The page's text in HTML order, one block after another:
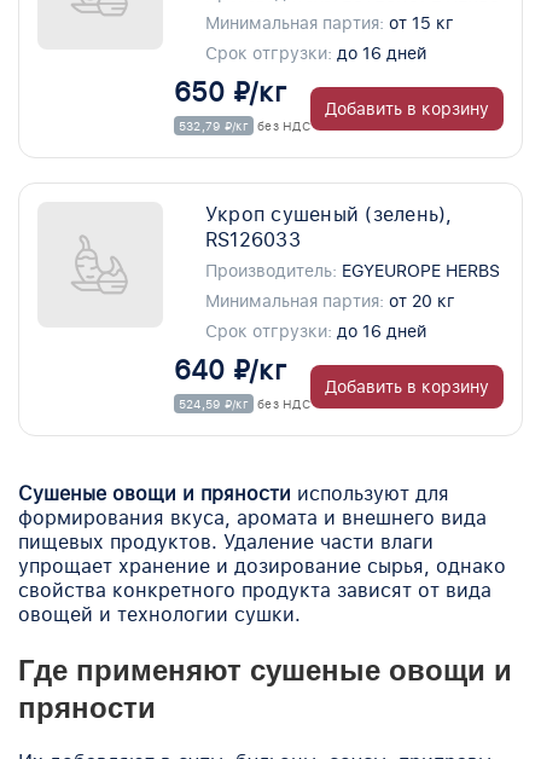
Минимальная партия: от 15 кг
Срок отгрузки: до 16 дней
650 ₽/кг
532,79 ₽/кг без НДС
Добавить в корзину
Укроп сушеный (зелень),
RS126033
Производитель: EGYEUROPE HERBS
Минимальная партия: от 20 кг
Срок отгрузки: до 16 дней
640 ₽/кг
524,59 ₽/кг без НДС
Добавить в корзину
Сушеные овощи и пряности используют для
формирования вкуса, аромата и внешнего вида
пищевых продуктов. Удаление части влаги
упрощает хранение и дозирование сырья, однако
свойства конкретного продукта зависят от вида
овощей и технологии сушки.
Где применяют сушеные овощи и
пряности